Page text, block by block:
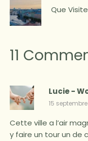
Que
11
Lucie -
15
Cette ville a l’air
y faire un tour un de